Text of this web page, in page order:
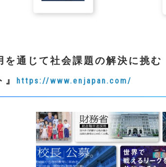
を通じて社会課題の解決に挑む
』 https://www.enjapan.com/